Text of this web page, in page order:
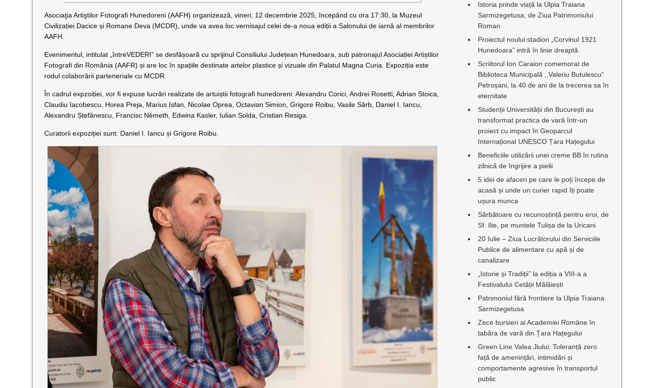
Asociaţia Artiştilor Fotografi Hunedoreni (AAFH) organizează, vineri, 12 decembrie 2025, începând cu ora 17:30, la Muzeul
Civilizației Dacice și Romane Deva (MCDR), unde va avea loc vernisajul celei de-a noua ediții a Salonului de iarnă al membrilor
AAFH.
Evenimentul, intitulat „întreVEDERI” se desfășoară cu sprijinul Consiliului Județean Hunedoara, sub patronajul Asociației Artiștilor
Fotografi din România (AAFR) și are loc în spațiile destinate artelor plastice și vizuale din Palatul Magna Curia. Expoziția este
rodul colaborării parteneriale cu MCDR.
În cadrul expzoiției, vor fi expuse lucrări realizate de artuiștii fotografi hunedoreni: Alexandru Corici, Andrei Rosetti, Adrian Stoica,
Claudiu Iacobescu, Horea Preja, Marius Isfan, Nicolae Oprea, Octavian Simion, Grigore Roibu, Vasile Sârb, Daniel I. Iancu,
Alexandru Ștefănescu, Francisc Németh, Edwina Kasler, Iulian Solda, Cristian Resiga.
Curatorii expoziției sunt: Daniel I. Iancu și Grigore Roibu.
Istoria prinde viață la Ulpia Traiana
Sarmizegetusa, de Ziua Patrimoniului
Roman
Proiectul noului stadion „Corvinul 1921
Hunedoara” intră în linie dreaptă
Scriitorul Ion Caraion comemorat de
Biblioteca Municipală ,,Valeriu Butulescu”
Petroșani, la 40 de ani de la trecerea sa în
eternitate
Studenții Universității din București au
transformat practica de vară într-un
proiect cu impact în Geoparcul
Internațional UNESCO Țara Hațegului
Beneficiile utilizării unei creme BB în rutina
zilnică de îngrijire a pielii
5 idei de afaceri pe care le poți începe de
acasă și unde un curier rapid îți poate
ușura munca
Sărbătoare cu recunoștință pentru eroi, de
Sf. Ilie, pe muntele Tulișa de la Uricani
20 Iulie – Ziua Lucrătorului din Serviciile
Publice de alimentare cu apă și de
canalizare
„Istorie și Tradiții” la ediția a VIII-a a
Festivalului Cetății Mălăiești
Patrimoniul fără frontiere la Ulpia Traiana
Sarmizegetusa
Zece bursieri ai Academiei Române în
tabăra de vară din Țara Hațegului
Green Line Valea Jiului: Toleranță zero
față de amenințări, intimidări și
comportamente agresive în transportul
public